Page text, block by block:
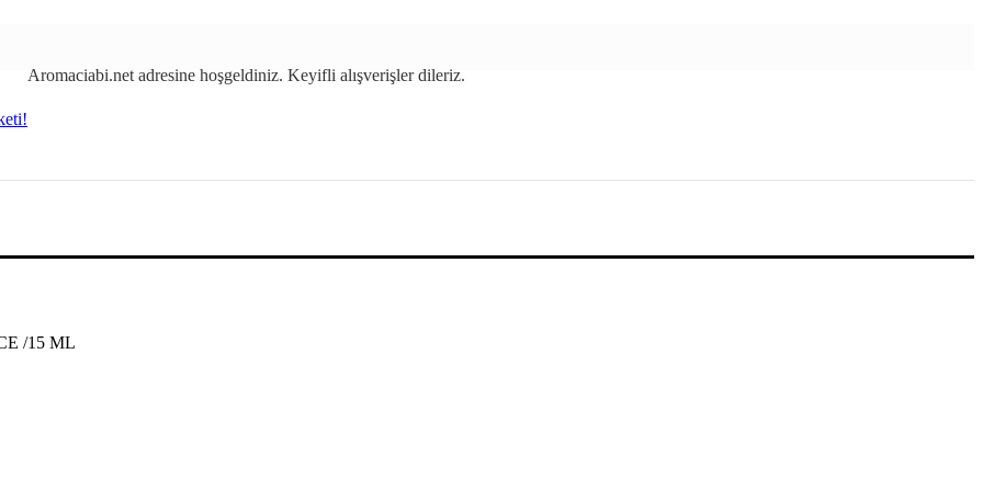
Aromaciabi.netadresinehoşgeldiniz. Keyifli alışverişler dileriz.
/15 ML